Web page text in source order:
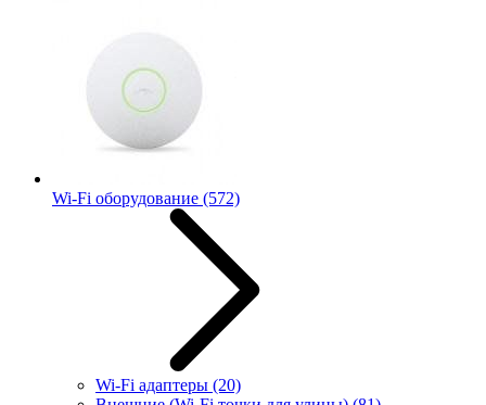
Wi-Fi оборудование (572)
Wi-Fi адаптеры (20)